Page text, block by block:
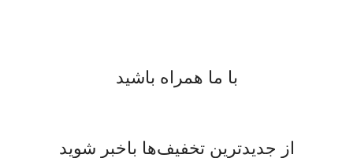
با ما همراه باشید
از جدیدترین تخفیف‌ها باخبر شوید